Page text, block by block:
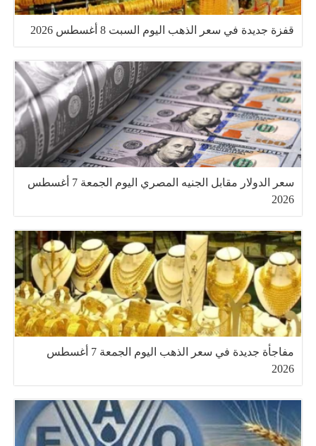
قفزة جديدة في سعر الذهب اليوم السبت 8 أغسطس 2026
سعر الدولار مقابل الجنيه المصري اليوم الجمعة 7 أغسطس
2026
مفاجأة جديدة في سعر الذهب اليوم الجمعة 7 أغسطس
2026